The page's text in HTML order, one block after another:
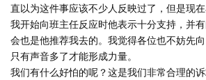
直以为这件事应该不少人反映过了，但是现在
我开始向班主任反应时他表示十分支持，并
会也是他推荐我去的。我觉得各位也不妨先向
只有声音多了才能形成力量。
我们有什么好怕的呢？这是我们非常合理的